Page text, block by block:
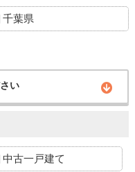
千葉県
い
中古一戸建て